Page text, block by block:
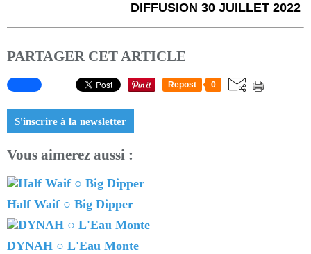
DIFFUSION 30 JUILLET 2022
PARTAGER CET ARTICLE
Repost 0
S'inscrire à la newsletter
Vous aimerez aussi :
Half Waif ○ Big Dipper
DYNAH ○ L'Eau Monte